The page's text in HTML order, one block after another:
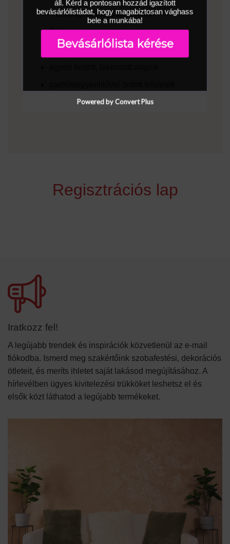
Rozsdagátlóval alapozott fém
Bútorlapok
Latexfestékkel festett felületek
Regisztrációs lap
Iratkozz fel!
A legújabb trendek és inspirációk közvetlenül az e-mail
fiókodba. Ismerd meg szakértőink szobafestési, dekorációs
ötleteit, és meríts ihletet saját lakásod megújításához. A
hírlevélben ügyes kivitelezési trükköket leshetsz el és
elsők közt láthatod a legújabb termékeket.
áll. Kérd a pontosan hozzád igazított
bevásárlólistádat, hogy magabiztosan vághass
bele a munkába!
Bevásárlólista kérése
Powered by Convert Plus